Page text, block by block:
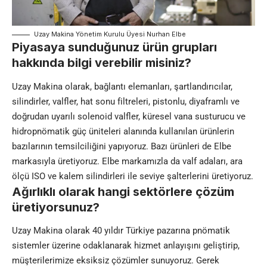
Uzay Makina Yönetim Kurulu Üyesi Nurhan Elbe
Piyasaya sunduğunuz ürün grupları
hakkında bilgi verebilir misiniz?
Uzay Makina olarak, bağlantı elemanları, şartlandırıcılar,
silindirler, valfler, hat sonu filtreleri, pistonlu, diyaframlı ve
doğrudan uyarılı solenoid valfler, küresel vana susturucu ve
hidropnömatik güç üniteleri alanında kullanılan ürünlerin
bazılarının temsilciliğini yapıyoruz. Bazı ürünleri de Elbe
markasıyla üretiyoruz. Elbe markamızla da valf adaları, ara
ölçü ISO ve kalem silindirleri ile seviye şalterlerini üretiyoruz.
Ağırlıklı olarak hangi sektörlere çözüm
üretiyorsunuz?
Uzay Makina olarak 40 yıldır Türkiye pazarına pnömatik
sistemler üzerine odaklanarak hizmet anlayışını geliştirip,
müşterilerimize eksiksiz çözümler sunuyoruz. Gerek